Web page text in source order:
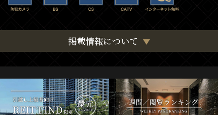
掲載情報について